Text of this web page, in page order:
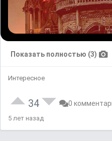
Показать полностью (3)
Интересное
34 0
5 лет назад